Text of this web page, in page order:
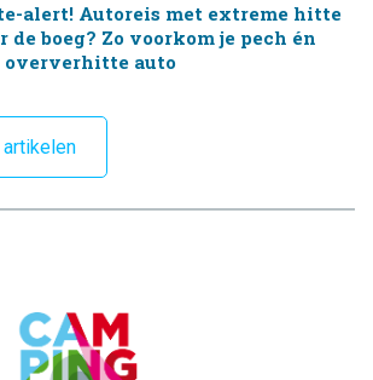
alert! Autoreis met extreme hitte
de boeg? Zo voorkom je pech én
oververhitte auto